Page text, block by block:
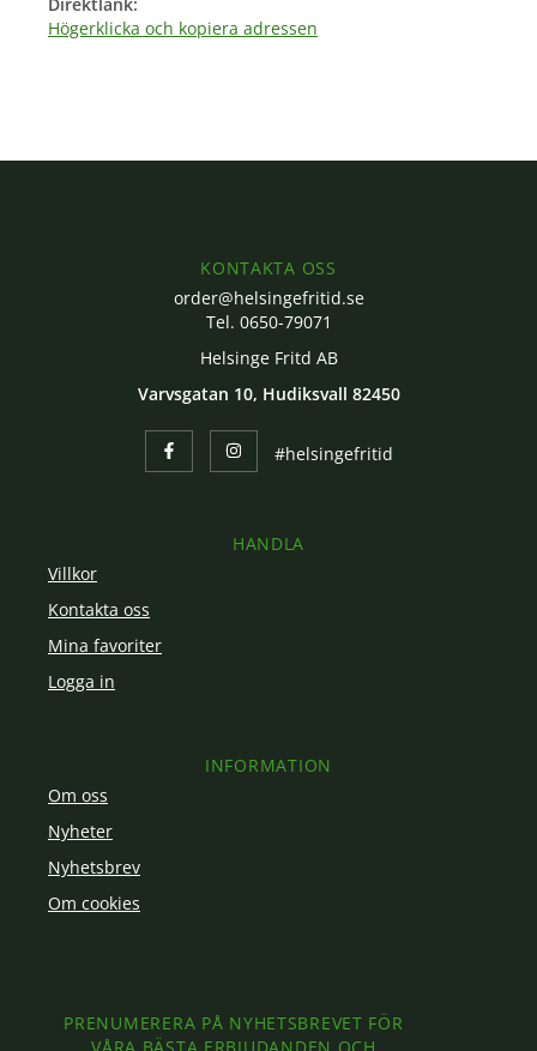
Högerklicka och kopiera adressen
KONTAKTA OSS
order@helsingefritid.se
Tel. 0650-79071
Helsinge Fritd AB
Varvsgatan 10, Hudiksvall 82450
#helsingefritid
HANDLA
Villkor
Kontakta oss
Mina favoriter
Logga in
INFORMATION
Om oss
Nyheter
Nyhetsbrev
Om cookies
PRENUMERERA PÅ NYHETSBREVET FÖR